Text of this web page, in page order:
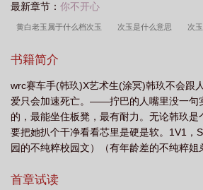
最新章节： 你不开心
黄白老玉属于什么档次玉 次玉是什么意思 次
费 辽阳玉属于什么档次玉
玉属于什么档次玉 析木玉属于什么档次玉 岫岩
玉全文免费 180属于什么档次玉 和田玉析木绿
么土 次玉免费阅读除一 黄白玉属于什么档次玉
玉 次玉米价格 次玉除一免费阅读笔趣阁 一
书籍简介
wrc赛车手(韩玖)X艺术生(涂冥)韩玖不会跟
爱只会加速死亡。——拧巴的人嘴里没一句
的，最能坐住板凳，最有耐力。无论韩玖
要把她扒个干净看看芯里是硬是软。1V1，
园的不纯粹校园文）（有年龄差的不纯粹姐
首章试读